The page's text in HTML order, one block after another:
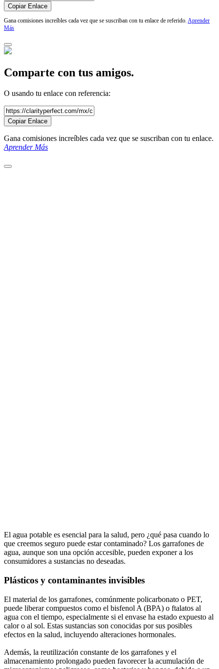
Copiar Enlace
Gana comisiones increíbles cada vez que se suscriban con tu enlace de referido. Aprender
Más
Comparte con tus amigos.
O usando tu enlace con referencia:
Copiar Enlace
Gana comisiones increíbles cada vez que se suscriban con tu enlace.
Aprender Más
El agua potable es esencial para la salud, pero ¿qué pasa cuando lo
que creemos seguro puede estar contaminado? Los garrafones de
agua, aunque son una opción accesible, pueden exponer a los
consumidores a sustancias no deseadas.
Plásticos y contaminantes invisibles
El material de los garrafones, comúnmente policarbonato o PET,
puede liberar compuestos como el bisfenol A (BPA) o ftalatos al
agua con el tiempo, especialmente si el envase ha estado expuesto al
calor o al sol. Estas sustancias son conocidas por sus posibles
efectos en la salud, incluyendo alteraciones hormonales.
Además, la reutilización constante de los garrafones y el
almacenamiento prolongado pueden favorecer la acumulación de